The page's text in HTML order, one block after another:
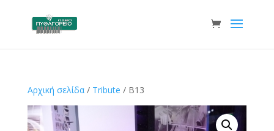
Αρχική σελίδα/ Tribute / B13